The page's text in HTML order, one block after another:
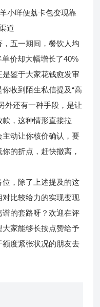
五一期间，餐饮人均
价却大幅增长了40%
鉴于大家花钱愈发审
收到陌生私信提及“高
外还有一种手段，是让
，这种情形直接拉
动让你核价确认，要
的折点，赶快撤离，
，除了上述提及的这
比较给力的实现变现
的套路呀？欢迎在评
家能够长按点赞给予
度紧张状况的朋友去